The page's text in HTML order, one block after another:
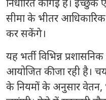
निर्धारित की गई है। इच्छुक
सीमा के भीतर
कर सकेंगे।
यह भर्ती विभिन्न
आयोजित की जा रही है।
के नियमों के अनुसार वेतन,